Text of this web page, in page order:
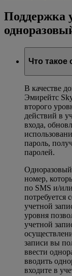
Поддержка
Что
В качестве
Эмирейтс
второго
действий в
входа,
пароль,
паролей.
номер,
по SMS и/
потребуется
учетной
уровня
учетной
записи вы
ввести
вводить
входите в